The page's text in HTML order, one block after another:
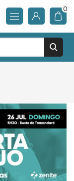
0